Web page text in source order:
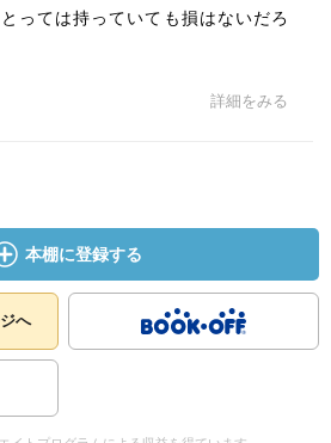
っては持っていても損はないだろ
詳細をみる
本棚に登録する
へ